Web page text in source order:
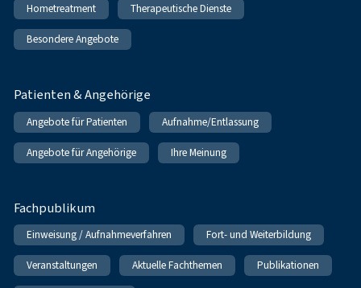
Hometreatment Therapeutische Dienste
Besondere Angebote
Patienten & Angehörige
Angebote für Patienten Aufnahme/Entlassung
Angebote für Angehörige Ihre Meinung
Fachpublikum
Einweisung / Aufnahmeverfahren Fort- und Weiterbildung
Veranstaltungen Aktuelle Fachthemen Publikationen